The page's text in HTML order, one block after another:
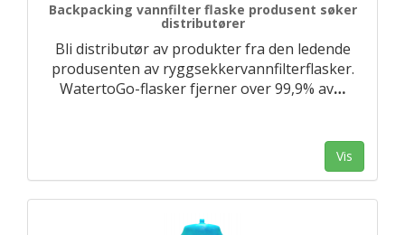
Backpacking vannfilter flaske produsent søker
distributører
Bli distributør av produkter fra den ledende
produsenten av ryggsekkervannfilterflasker.
WatertoGo-flasker fjerner over 99,9% av…
Vis